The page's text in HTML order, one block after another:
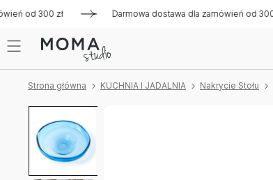
od 300 zł Darmowa dostawa dla zamówień od 300 zł
Strona główna KUCHNIA I JADALNIA Nakrycie Stołu